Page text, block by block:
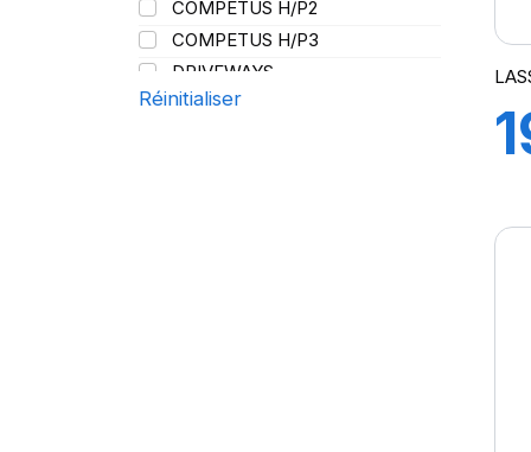
109
109/107
110/108
COMPETUS H/P2
COMPETUS H/P3
DRIVEWAYS
DRIVEWAYS SPORT
Réinitialiser